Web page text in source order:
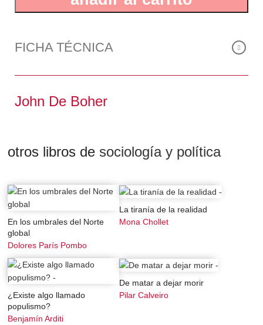
No es un texto, igualmente, que idealiza las respuestas
personas frente a las violencias, casi como único
camino que se debería tomar después de un sinnúmero
contrario, se reconoce la importancia de muchas
complementariedad entre ambos sectores, el Estado y
la sociedad, sin caer -nuevamente- en un romanticismo.
FICHA TÉCNICA
John De Boher
otros libros de sociología y política
En los umbrales del Norte
global
Dolores París Pombo
La tiranía de la realidad
Mona Chollet
¿Existe algo llamado
populismo?
Benjamín Arditi
De matar a dejar morir
Pilar Calveiro